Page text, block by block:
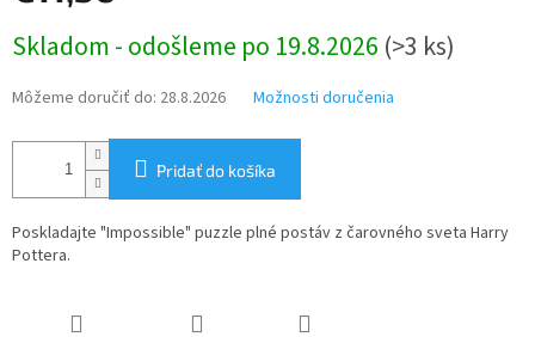
cena:
Skladom - odošleme po 19.8.2026 (>3 ks)
Môžeme doručiť do: 28.8.2026 Možnosti doručenia
Pridať do košíka
Poskladajte "Impossible" puzzle plné postáv z čarovného sveta Harry
Pottera.